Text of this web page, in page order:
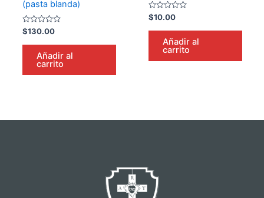
(pasta blanda)
Valorado
en
0
$130.00
Añadir al
carrito
Valorado
en
0
$10.00
Añadir al
carrito